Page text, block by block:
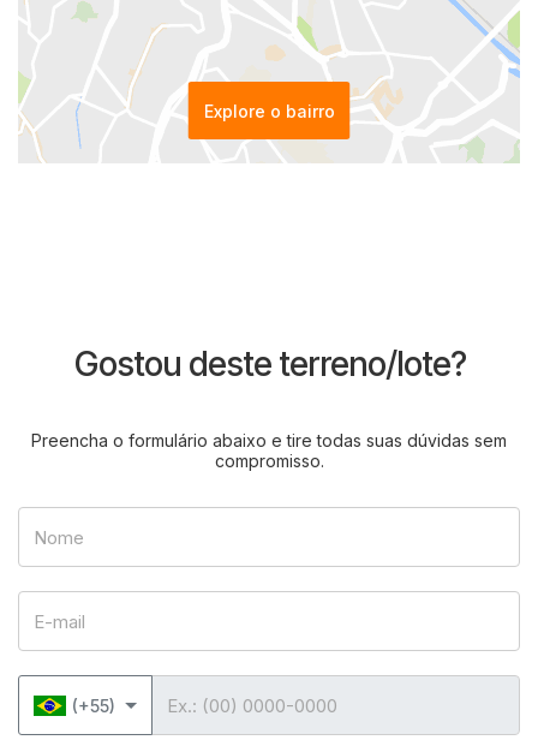
Explore o bairro
Gostou deste terreno/lote?
Preencha o formulário abaixo e tire todas suas dúvidas sem
compromisso.
(+55)